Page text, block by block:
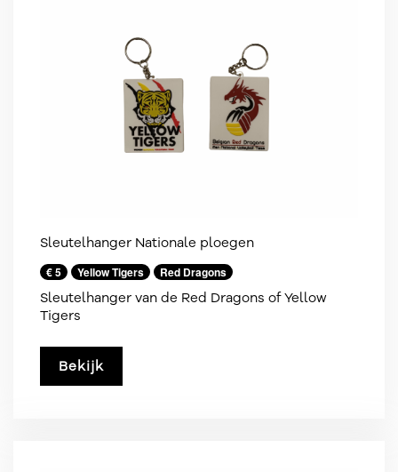
Sleutelhanger Nationale ploegen
€ 5 Yellow Tigers Red Dragons
Sleutelhanger van de Red Dragons of Yellow
Tigers
Bekijk